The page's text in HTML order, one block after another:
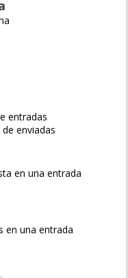
entradas
enviadas
en una entrada
en una entrada